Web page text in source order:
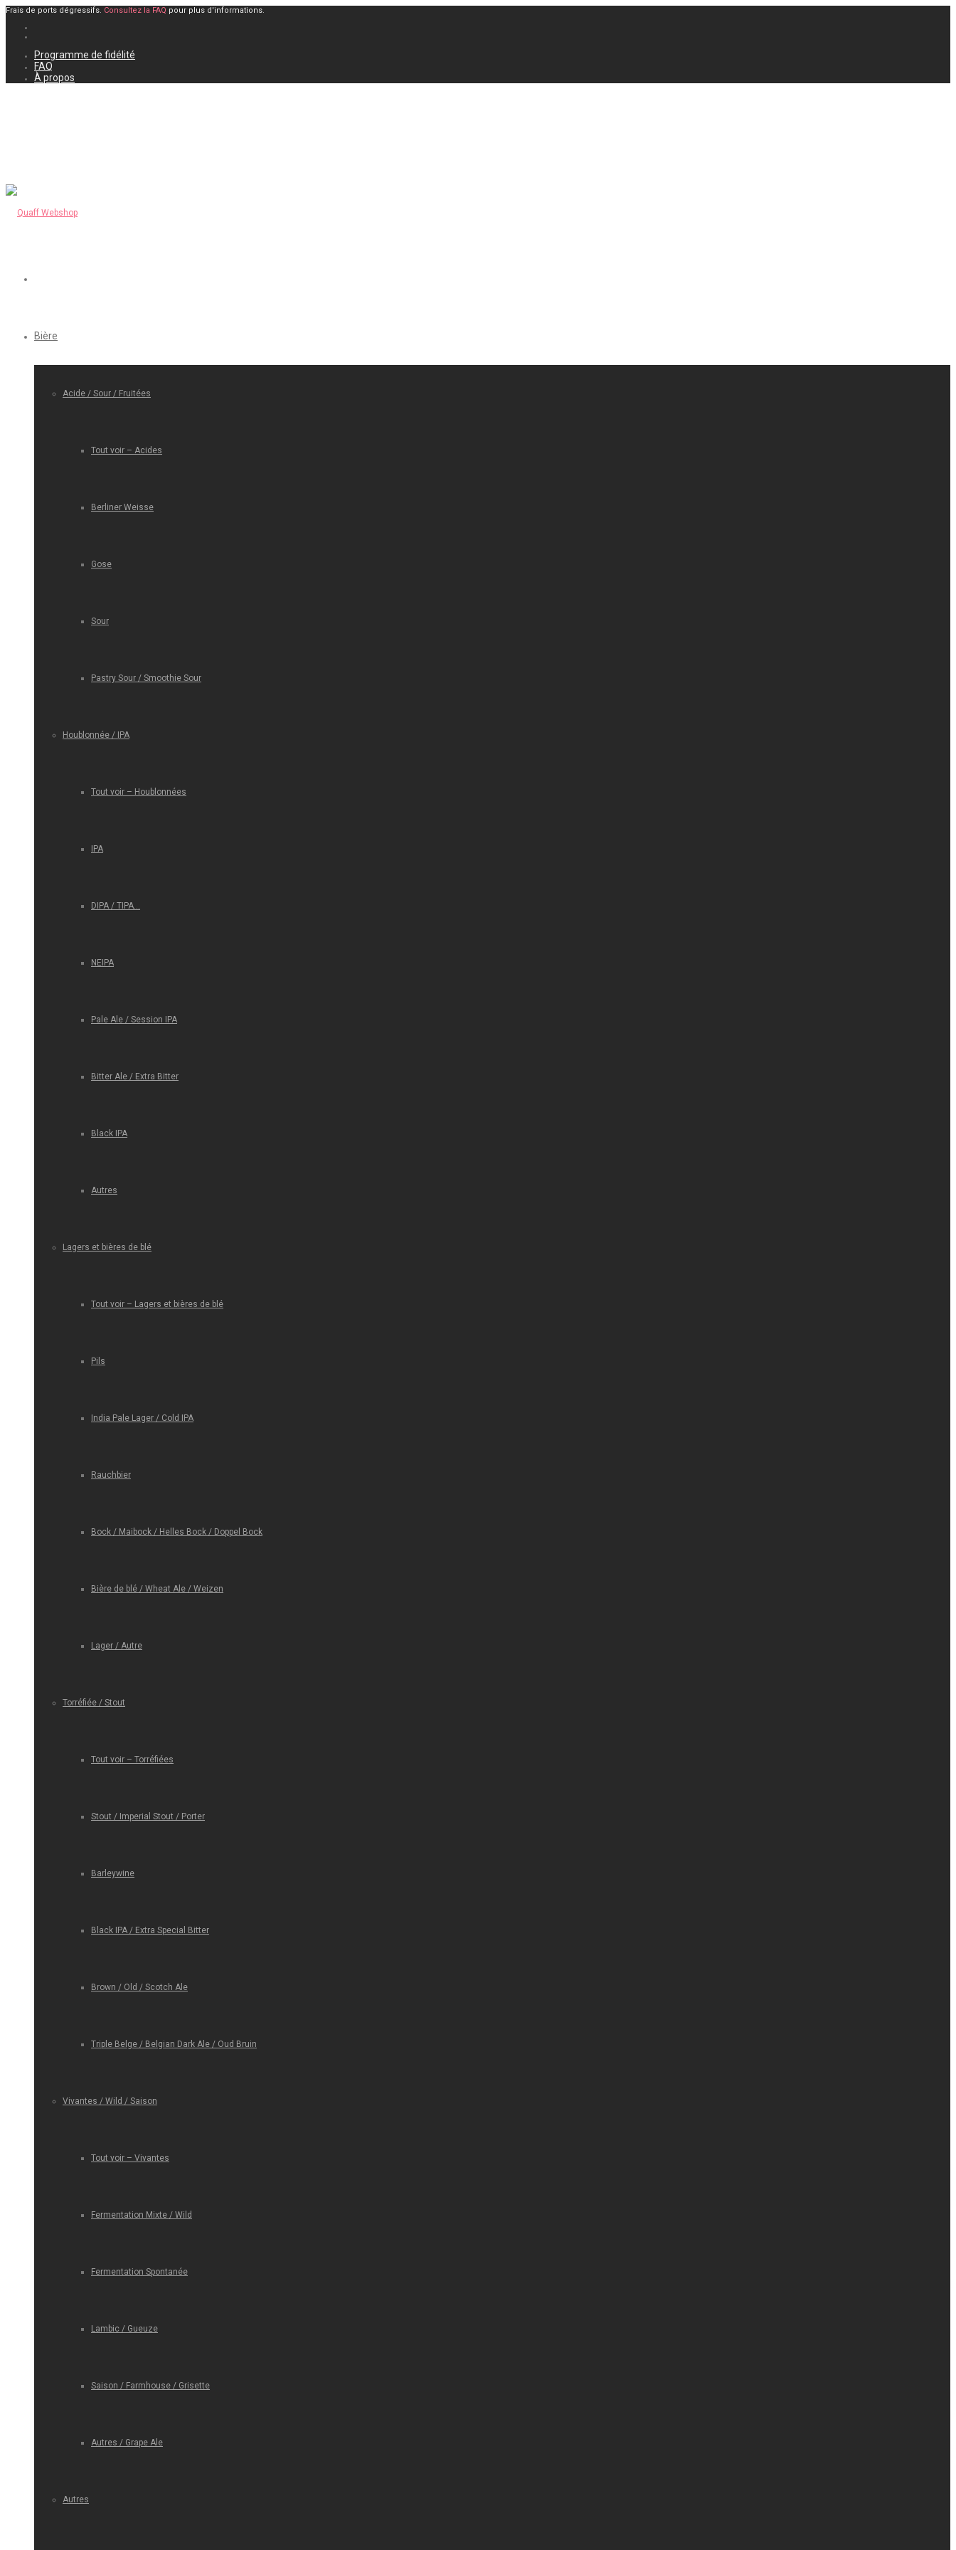
Frais de ports dégressifs. Consultez la FAQ pour plus d'informations.
Programme de fidélité
FAQ
À propos
Bière
Acide / Sour / Fruitées
Tout voir – Acides
Berliner Weisse
Gose
Sour
Pastry Sour / Smoothie Sour
Houblonnée / IPA
Tout voir – Houblonnées
IPA
DIPA / TIPA…
NEIPA
Pale Ale / Session IPA
Bitter Ale / Extra Bitter
Black IPA
Autres
Lagers et bières de blé
Tout voir – Lagers et bières de blé
Pils
India Pale Lager / Cold IPA
Rauchbier
Bock / Maibock / Helles Bock / Doppel Bock
Bière de blé / Wheat Ale / Weizen
Lager / Autre
Torréfiée / Stout
Tout voir – Torréfiées
Stout / Imperial Stout / Porter
Barleywine
Black IPA / Extra Special Bitter
Brown / Old / Scotch Ale
Triple Belge / Belgian Dark Ale / Oud Bruin
Vivantes / Wild / Saison
Tout voir – Vivantes
Fermentation Mixte / Wild
Fermentation Spontanée
Lambic / Gueuze
Saison / Farmhouse / Grisette
Autres / Grape Ale
Autres